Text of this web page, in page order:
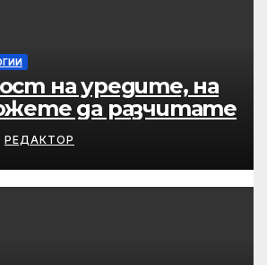
на уредите, на
да разчитате
РЕДАКТОР